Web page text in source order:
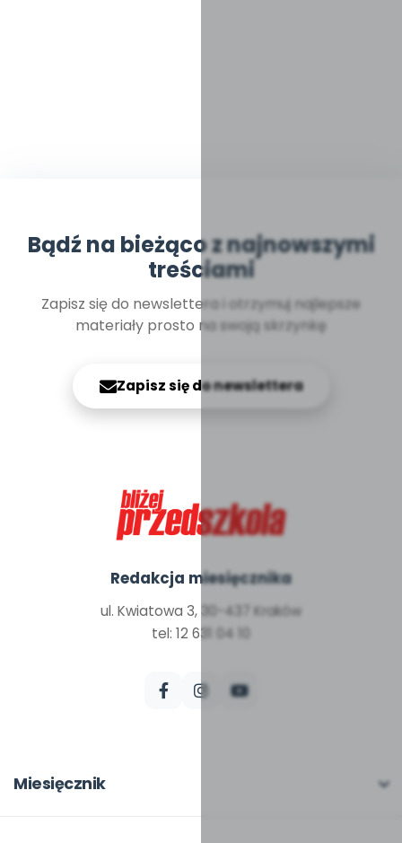
Bądź na bieżąco z najnowszymi
treściami
Zapisz się do newslettera i otrzymuj najlepsze
materiały prosto na swoją skrzynkę
Zapisz się do newslettera
Redakcja miesięcznika
ul. Kwiatowa 3, 30-437 Kraków
tel: 12 631 04 10
Miesięcznik